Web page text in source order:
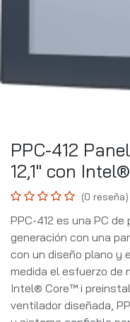
PPC-412
12,1" con
(0 reseña)
PPC-412 es una PC
generación con una
con un diseño plano y
medida el esfuerzo de
Intel® Core™ i
ventilador diseñada,